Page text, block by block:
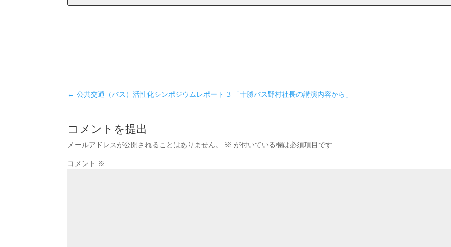
←公共交通（バス）活性化シンポジウムレポート 3 「十勝バス野村社長の講演内容から」
コメントを提出
メールアドレスが公開されることはありません。 ※ が付いている欄は必須項目です
コメント ※